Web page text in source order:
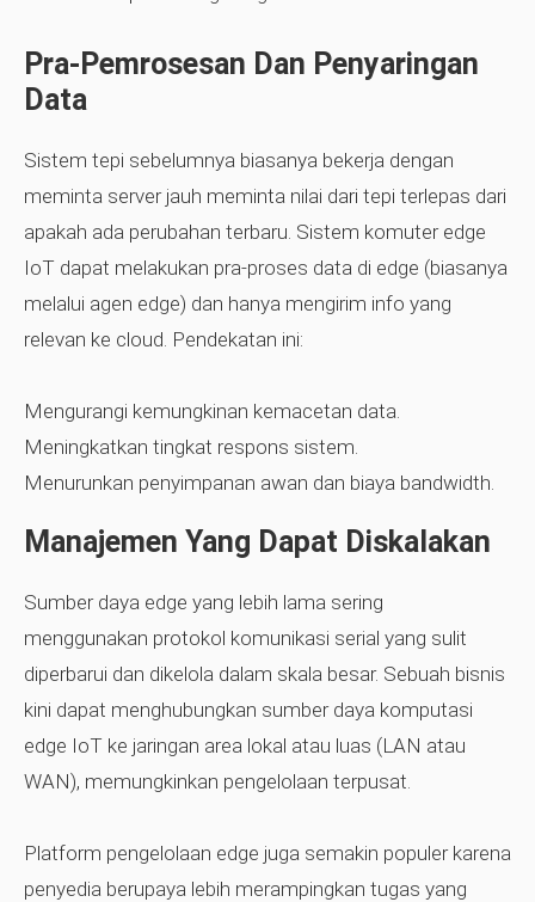
Pra-Pemrosesan Dan Penyaringan
Data
Sistem tepi sebelumnya biasanya bekerja dengan
meminta server jauh meminta nilai dari tepi terlepas dari
apakah ada perubahan terbaru. Sistem komuter edge
IoT dapat melakukan pra-proses data di edge (biasanya
melalui agen edge) dan hanya mengirim info yang
relevan ke cloud. Pendekatan ini:
Mengurangi kemungkinan kemacetan data.
Meningkatkan tingkat respons sistem.
Menurunkan penyimpanan awan dan biaya bandwidth.
Manajemen Yang Dapat Diskalakan
Sumber daya edge yang lebih lama sering
menggunakan protokol komunikasi serial yang sulit
diperbarui dan dikelola dalam skala besar. Sebuah bisnis
kini dapat menghubungkan sumber daya komputasi
edge IoT ke jaringan area lokal atau luas (LAN atau
WAN), memungkinkan pengelolaan terpusat.
Platform pengelolaan edge juga semakin populer karena
penyedia berupaya lebih merampingkan tugas yang